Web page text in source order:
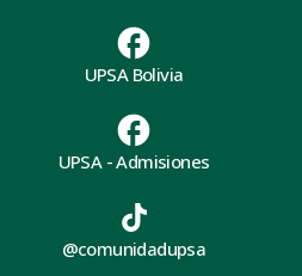
UPSA Bolivia
UPSA - Admisiones
@comunidadupsa